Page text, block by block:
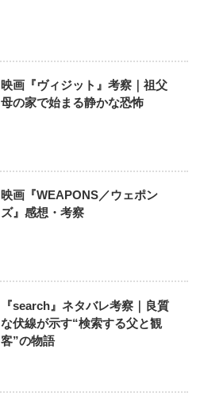
映画『ヴィジット』考察｜祖父
母の家で始まる静かな恐怖
映画『WEAPONS／ウェポン
ズ』感想・考察
『search』ネタバレ考察｜良質
な伏線が示す“検索する父と観
客”の物語